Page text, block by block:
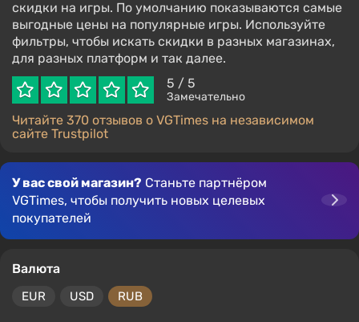
скидки на игры. По умолчанию показываются самые
выгодные цены на популярные игры. Используйте
фильтры, чтобы искать скидки в разных магазинах,
для разных платформ и так далее.
5 / 5
Замечательно
Читайте 370 отзывов о VGTimes на независимом
сайте Trustpilot
У вас свой магазин? Станьте партнёром
VGTimes, чтобы получить новых целевых
покупателей
Валюта
EUR USD RUB